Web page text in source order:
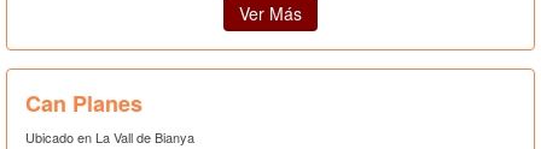
Ver Más
Can Planes
Ubicado en La Vall de Bianya